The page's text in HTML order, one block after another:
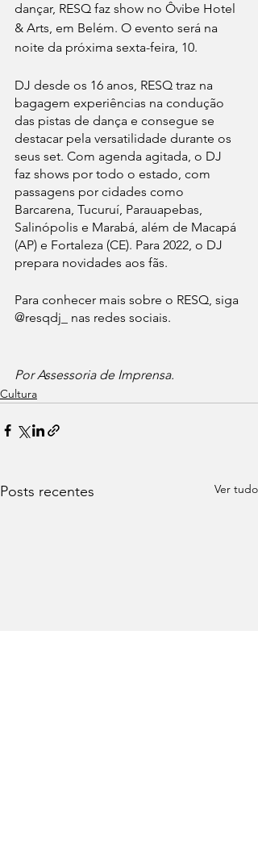
dançar, RESQ faz show no Ôvibe Hotel
& Arts, em Belém. O evento será na
noite da próxima sexta-feira, 10.
DJ desde os 16 anos, RESQ traz na
bagagem experiências na condução
das pistas de dança e consegue se
destacar pela versatilidade durante os
seus set. Com agenda agitada, o DJ
faz shows por todo o estado, com
passagens por cidades como
Barcarena, Tucuruí, Parauapebas,
Salinópolis e Marabá, além de Macapá
(AP) e Fortaleza (CE). Para 2022, o DJ
prepara novidades aos fãs.
Para conhecer mais sobre o RESQ, siga
@resqdj_ nas redes sociais.
Por Assessoria de Imprensa.
Cultura
Posts recentes Ver tudo